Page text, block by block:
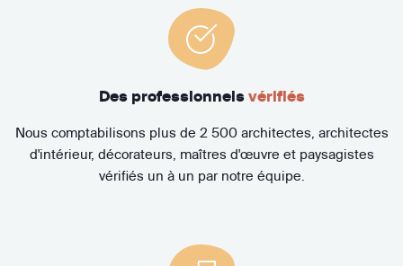
Des professionnels vérifiés
Nous comptabilisons plus de 2 500 architectes, architectes
d'intérieur, décorateurs, maîtres d'œuvre et paysagistes
vérifiés un à un par notre équipe.